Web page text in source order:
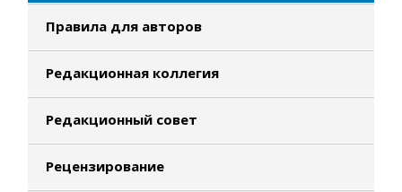
Правила для авторов
Редакционная коллегия
Редакционный совет
Рецензирование